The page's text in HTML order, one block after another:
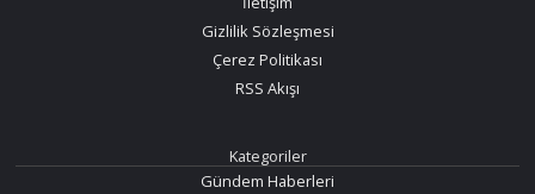
Gizlilik Sözleşmesi
Çerez Politikası
RSS Akışı
Kategoriler
Gündem Haberleri